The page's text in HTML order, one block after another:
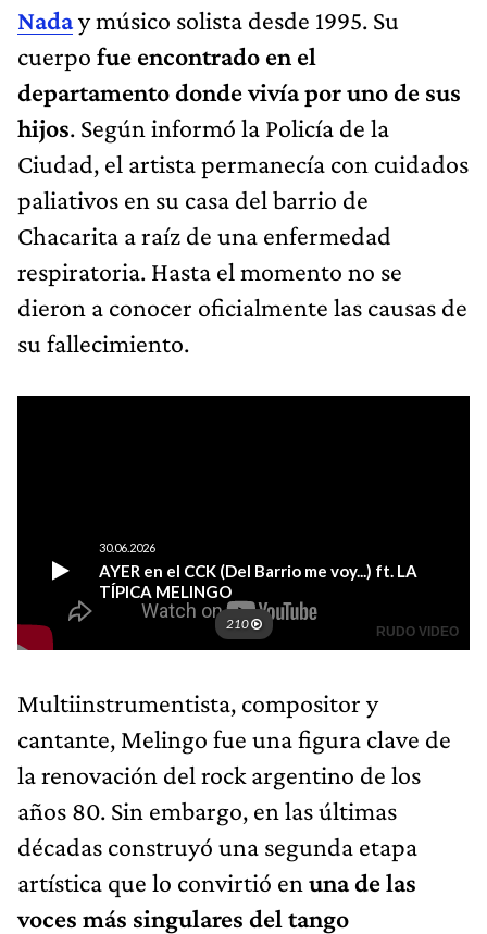
Naday músico solista desde 1995. Su
cuerpo fue encontrado en el
departamento donde vivía por uno de sus
hijos. Según informó la Policía de la
Ciudad, el artista permanecía con cuidados
paliativos en su casa del barrio de
Chacarita a raíz de una enfermedad
respiratoria. Hasta el momento no se
dieron a conocer oficialmente las causas de
su fallecimiento.
Multiinstrumentista, compositor y
cantante, Melingo fue una figura clave de
la renovación del rock argentino de los
años 80. Sin embargo, en las últimas
décadas construyó una segunda etapa
artística que lo convirtió en una de las
voces más singulares del tango